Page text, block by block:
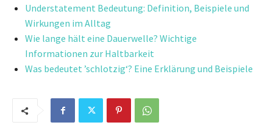
Understatement Bedeutung: Definition, Beispiele und
Wirkungen im Alltag
Wie lange hält eine Dauerwelle? Wichtige
Informationen zur Haltbarkeit
Was bedeutet ’schlotzig‘? Eine Erklärung und Beispiele